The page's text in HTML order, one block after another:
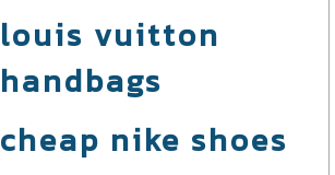
louis vuitton
handbags
cheap nike shoes